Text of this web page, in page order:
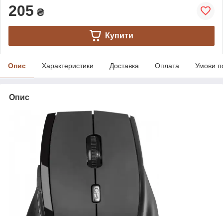
205 ₴
Купити
Опис Характеристики Доставка Оплата Умови
Опис